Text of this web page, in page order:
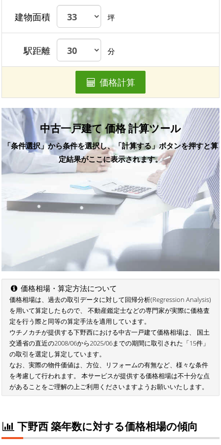
建物面積 坪
駅距離 分
価格計算
中古一戸建て 価格 計算ツール
「条件選択」から条件を選択し、「計算する」ボタンを押すと算
定結果がここに表示されます。
価格相場・算定方法について
価格相場は、過去の取引データに対して回帰分析(Regression Analysis)
を用いて算定したもので、 不動産鑑定士などの専門家が実際に価格査
定を行う際と同等の算定手法を適用しています。
ウチノカチが提供する下野西における中古一戸建て価格相場は、 国土
交通省の直近の2008/06から2025/06までの期間に取引された「15件」
の取引を選定し算定しています。
なお、実際の物件価値は、方位、リフォームの有無など、様々な条件
を考慮して行われます。 本サービスが提供する価格相場は不十分な点
があることをご理解の上ご利用くださいますようお願いいたします。
下野西 築年数に対する価格相場の傾向